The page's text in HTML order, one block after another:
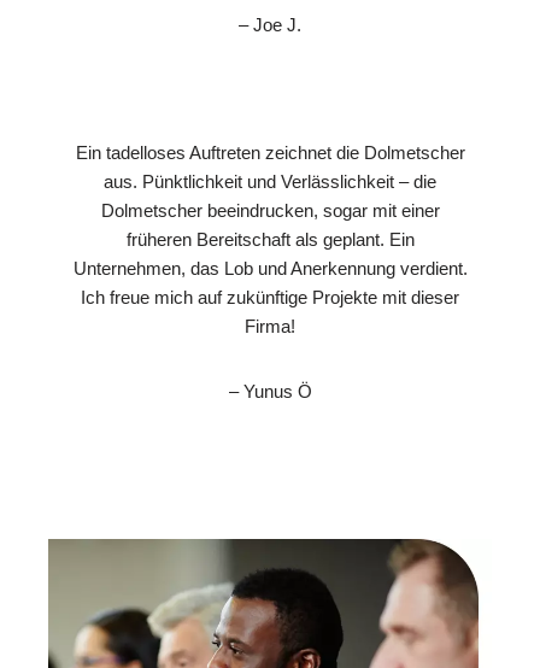
– Joe J.
Ein tadelloses Auftreten zeichnet die Dolmetscher
aus. Pünktlichkeit und Verlässlichkeit – die
Dolmetscher beeindrucken, sogar mit einer
früheren Bereitschaft als geplant. Ein
Unternehmen, das Lob und Anerkennung verdient.
Ich freue mich auf zukünftige Projekte mit dieser
Firma!
– Yunus Ö